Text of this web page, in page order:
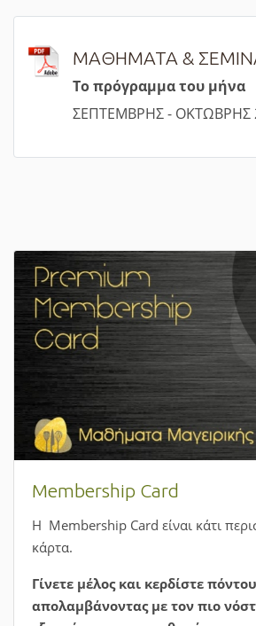
ΜΑΘΗΜΑΤΑ &
Το πρόγραμμα του μήνα
ΣΕΠΤΕΜΒΡΗΣ - ΟΚΤΩΒΡΗΣ
Πώς να κλείσετε ένα
Μπορείτε τώρα εύκολα και
κράτηση στην εκπαιδευτική